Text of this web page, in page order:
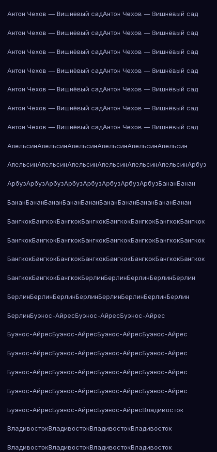
Антон Чехов — Вишнёвый садАнтон Чехов — Вишнёвый сад
Антон Чехов — Вишнёвый садАнтон Чехов — Вишнёвый сад
Антон Чехов — Вишнёвый садАнтон Чехов — Вишнёвый сад
Антон Чехов — Вишнёвый садАнтон Чехов — Вишнёвый сад
Антон Чехов — Вишнёвый садАнтон Чехов — Вишнёвый сад
Антон Чехов — Вишнёвый садАнтон Чехов — Вишнёвый сад
Антон Чехов — Вишнёвый садАнтон Чехов — Вишнёвый сад
АпельсинАпельсинАпельсинАпельсинАпельсинАпельсин
АпельсинАпельсинАпельсинАпельсинАпельсинАпельсинАрбуз
АрбузАрбузАрбузАрбузАрбузАрбузАрбузАрбузБананБанан
БананБананБананБананБананБананБананБананБананБанан
БангкокБангкокБангкокБангкокБангкокБангкокБангкокБангкок
БангкокБангкокБангкокБангкокБангкокБангкокБангкокБангкок
БангкокБангкокБангкокБангкокБангкокБангкокБангкокБангкок
БангкокБангкокБангкокБерлинБерлинБерлинБерлинБерлин
БерлинБерлинБерлинБерлинБерлинБерлинБерлинБерлин
БерлинБуэнос-АйресБуэнос-АйресБуэнос-Айрес
Буэнос-АйресБуэнос-АйресБуэнос-АйресБуэнос-Айрес
Буэнос-АйресБуэнос-АйресБуэнос-АйресБуэнос-Айрес
Буэнос-АйресБуэнос-АйресБуэнос-АйресБуэнос-Айрес
Буэнос-АйресБуэнос-АйресБуэнос-АйресБуэнос-Айрес
Буэнос-АйресБуэнос-АйресБуэнос-АйресВладивосток
ВладивостокВладивостокВладивостокВладивосток
ВладивостокВладивостокВладивостокВладивосток